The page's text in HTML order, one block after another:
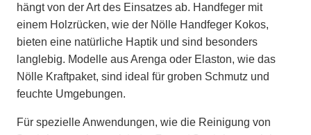
hängt von der Art des Einsatzes ab. Handfeger mit
einem Holzrücken, wie der Nölle Handfeger Kokos,
bieten eine natürliche Haptik und sind besonders
langlebig. Modelle aus Arenga oder Elaston, wie das
Nölle Kraftpaket, sind ideal für groben Schmutz und
feuchte Umgebungen.
Für spezielle Anwendungen, wie die Reinigung von